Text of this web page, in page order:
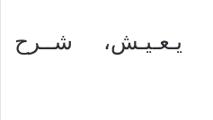
يـعـيـش، شــرح